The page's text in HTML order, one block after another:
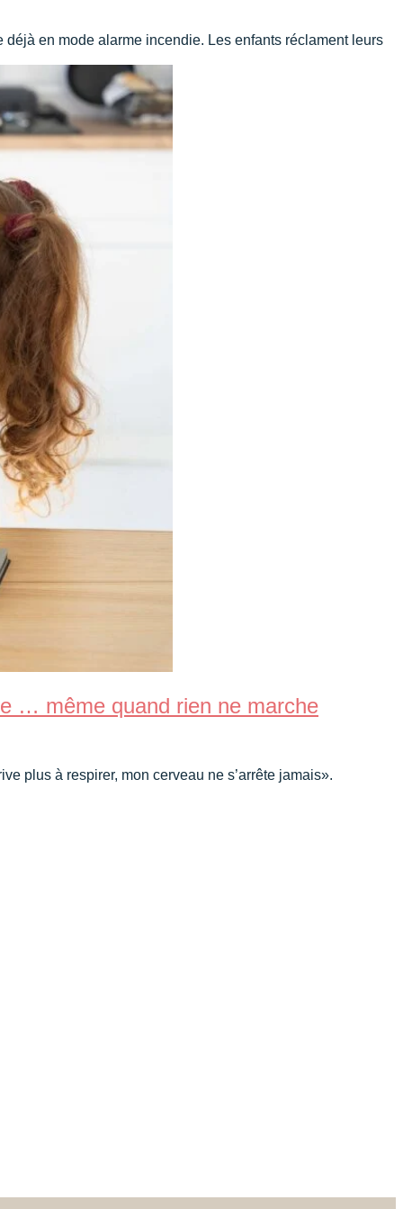
en mode alarme incendie. Les enfants réclament leurs
… même quand rien ne marche
plus à respirer, mon cerveau ne s’arrête jamais».